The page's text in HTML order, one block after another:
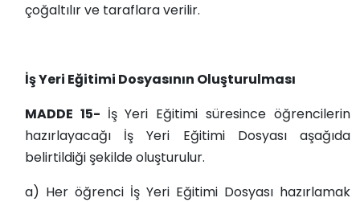
çoğaltılır ve taraflara verilir.
İş Yeri Eğitimi Dosyasının Oluşturulması
MADDE 15- İş Yeri Eğitimi süresince öğrencilerin
hazırlayacağı İş Yeri Eğitimi Dosyası aşağıda
belirtildiği şekilde oluşturulur.
a) Her öğrenci İş Yeri Eğitimi Dosyası hazırlamak